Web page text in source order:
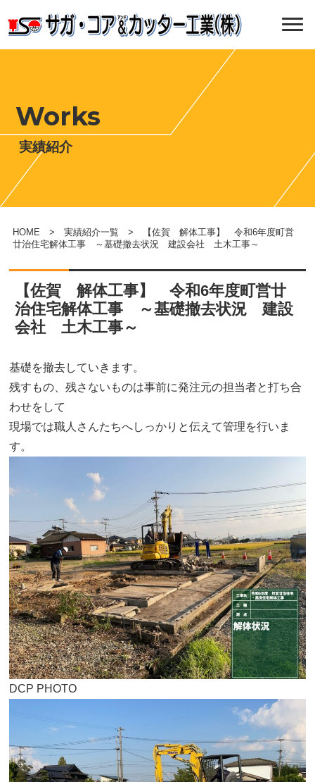
Works
実績紹介
HOME > 実績紹介一覧 > 【佐賀 解体工事】 令和6年度町営
廿治住宅解体工事 ～基礎撤去状況 建設会社 土木工事～
【佐賀 解体工事】 令和6年度町営廿
治住宅解体工事 ～基礎撤去状況 建設
会社 土木工事～
基礎を撤去していきます。
残すもの、残さないものは事前に発注元の担当者と打ち合
わせをして
現場では職人さんたちへしっかりと伝えて管理を行いま
す。
DCP PHOTO